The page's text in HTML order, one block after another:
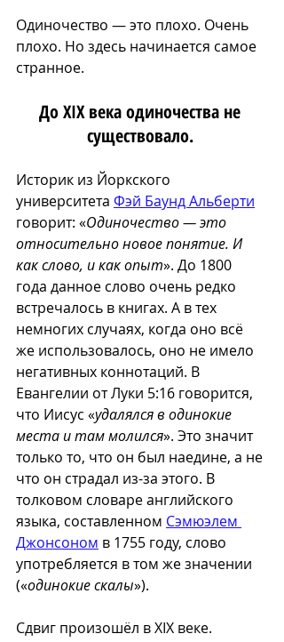
Одиночество — это плохо. Очень
плохо. Но здесь начинается самое
странное.
До XIX века одиночества не
существовало.
Историк из Йоркского
университета Фэй Баунд Альберти
говорит: «Одиночество — это
относительно новое понятие. И
как слово, и как опыт». До 1800
года данное слово очень редко
встречалось в книгах. А в тех
немногих случаях, когда оно всё
же использовалось, оно не имело
негативных коннотаций. В
Евангелии от Луки 5:16 говорится,
что Иисус «удалялся в одинокие
места и там молился». Это значит
только то, что он был наедине, а не
что он страдал из-за этого. В
толковом словаре английского
языка, составленном Сэмюэлем
Джонсоном в 1755 году, слово
употребляется в том же значении
(«одинокие скалы»).
Сдвиг произошёл в XIX веке.